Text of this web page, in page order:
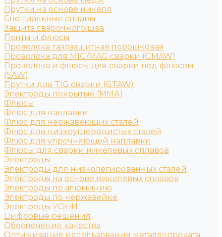
Прутки на основе никеля
Специальные сплавы
Защита сварочного шва
Ленты и флюсы
Проволока газозащитная порошковая
Проволока для MIG/MAG сварки (GMAW)
Проволока и флюсы для сварки под флюсом
(SAW)
Прутки для TIG сварки (GTAW)
Электроды покрытые (ММА)
Флюсы
Флюс для наплавки
Флюс для нержавеющих сталей
Флюс для низкоуглеродистых сталей
Флюс для упрочняющей наплавки
Флюсы для сварки никелевых сплавов
Электроды
Электроды для низколегированных сталей
Электроды на основе никелевых сплавов
Электроды по алюминию
Электроды по нержавейке
Электроды УОНИ
Цифровые решения
Обеспечение качества
Оптимизация использования металлопроката